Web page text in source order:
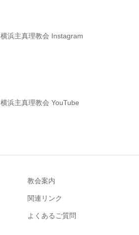
横浜主真理教会 Instagram
横浜主真理教会 YouTube
教会案内
関連リンク
よくあるご質問